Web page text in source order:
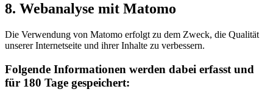
8. Webanalyse mit Matomo
Die Verwendung von Matomo erfolgt zu dem Zweck, die Qualität
unserer Internetseite und ihrer Inhalte zu verbessern.
Folgende Informationen werden dabei erfasst und
für 180 Tage gespeichert: